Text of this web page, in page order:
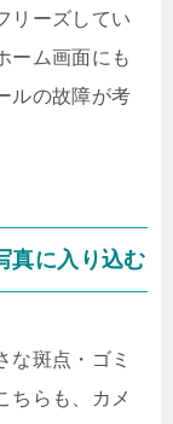
リーズしてい
ーム画面にも
ルの故障が考
真に入り込む
な斑点・ゴミ
ちらも、カメ